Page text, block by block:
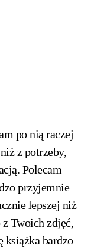
po nią raczej
z potrzeby,
Polecam
przyjemnie
lepszej niż
Twoich zdjęć,
książka bardzo